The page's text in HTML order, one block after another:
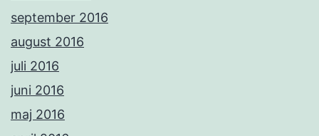
september 2016
august 2016
juli 2016
juni 2016
maj 2016